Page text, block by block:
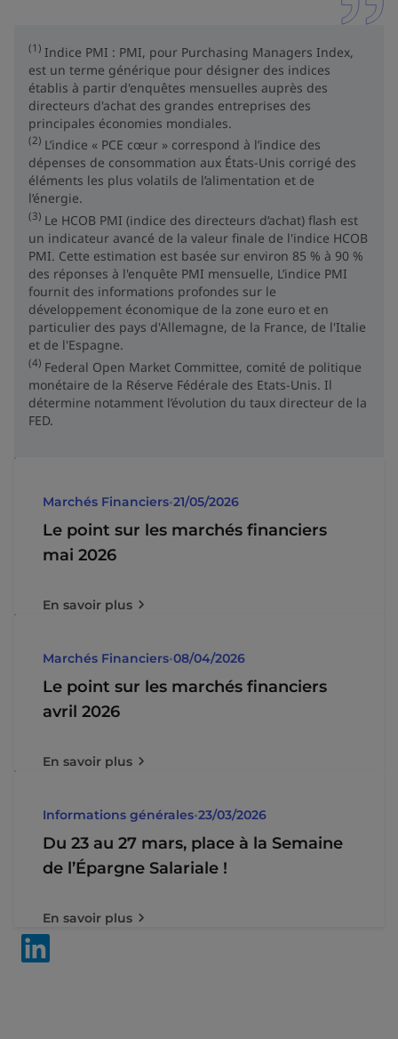
(1) Indice PMI : PMI, pour Purchasing Managers Index,
est un terme générique pour désigner des indices
établis à partir d'enquêtes mensuelles auprès des
directeurs d'achat des grandes entreprises des
principales économies mondiales.
(2) L’indice « PCE cœur » correspond à l’indice des
dépenses de consommation aux États-Unis corrigé des
éléments les plus volatils de l’alimentation et de
l’énergie.
(3) Le HCOB PMI (indice des directeurs d’achat) flash est
un indicateur avancé de la valeur finale de l'indice HCOB
PMI. Cette estimation est basée sur environ 85 % à 90 %
des réponses à l'enquête PMI mensuelle, L’indice PMI
fournit des informations profondes sur le
développement économique de la zone euro et en
particulier des pays d'Allemagne, de la France, de l'Italie
et de l'Espagne.
(4) Federal Open Market Committee, comité de politique
monétaire de la Réserve Fédérale des Etats-Unis. Il
détermine notamment l’évolution du taux directeur de la
FED.
Marchés Financiers•21/05/2026
Le point sur les marchés financiers
mai 2026
En savoir plus
Marchés Financiers•08/04/2026
Le point sur les marchés financiers
avril 2026
En savoir plus
Informations générales•23/03/2026
Du 23 au 27 mars, place à la Semaine
de l’Épargne Salariale !
En savoir plus